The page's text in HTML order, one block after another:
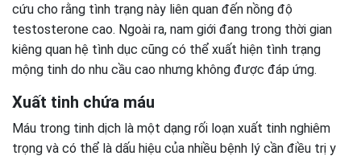
cứu cho rằng tình trạng này liên quan đến nồng độ
testosterone cao. Ngoài ra, nam giới đang trong thời gian
kiêng quan hệ tình dục cũng có thể xuất hiện tình trạng
mộng tinh do nhu cầu cao nhưng không được đáp ứng.
Xuất tinh chứa máu
Máu trong tinh dịch là một dạng rối loạn xuất tinh nghiêm
trọng và có thể là dấu hiệu của nhiều bệnh lý cần điều trị y